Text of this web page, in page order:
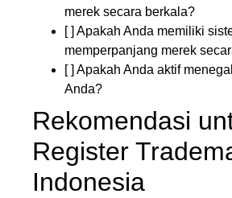
merek secara berkala?
[ ] Apakah Anda memiliki
memperpanjang merek
[ ] Apakah Anda aktif
Anda?
Rekomendasi
Register
Indonesia